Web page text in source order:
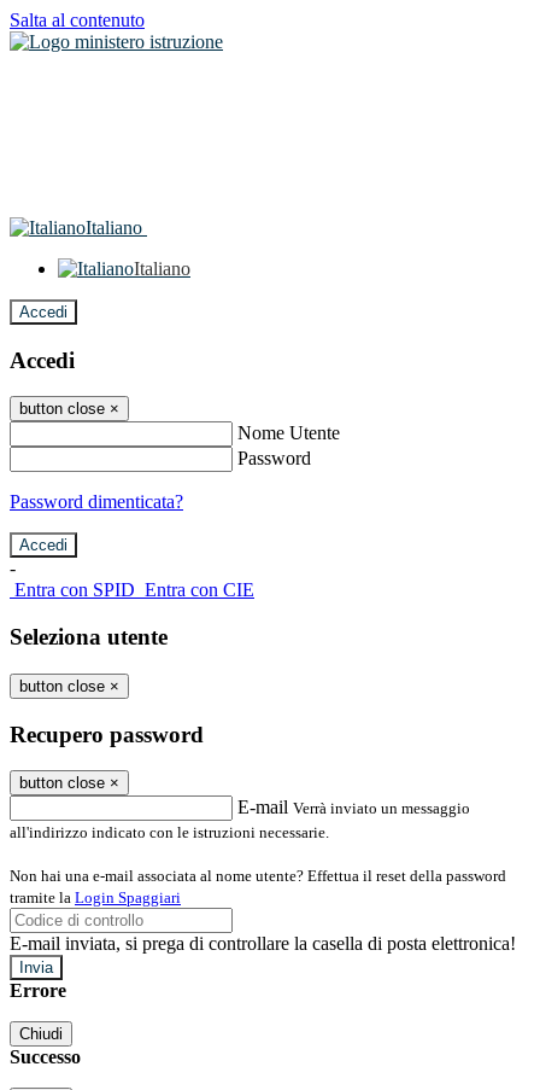
Salta al contenuto
Italiano
Italiano
Accedi
Accedi
button close ×
Nome Utente
Password
Password dimenticata?
-
Entra con SPID Entra con CIE
Seleziona utente
button close ×
Recupero password
button close ×
E-mail Verrà inviato un messaggio
all'indirizzo indicato con le istruzioni necessarie.
Non hai una e-mail associata al nome utente? Effettua il reset della password
tramite la Login Spaggiari
E-mail inviata, si prega di controllare la casella di posta elettronica!
Errore
Chiudi
Successo